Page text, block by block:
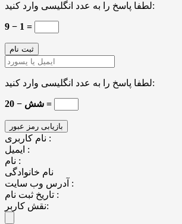
لطفا پاسخ را به عدد انگلیسی وارد کنید:
9 − 1 =
لطفا پاسخ را به عدد انگلیسی وارد کنید:
20 − شش =
نام کاربری :
ایمیل :
نام :
نام خانوادگی
آدرس وب سایت :
تاریخ ثبت نام :
نقش کاربر: